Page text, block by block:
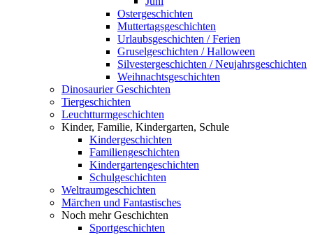
Ostergeschichten
Muttertagsgeschichten
Urlaubsgeschichten / Ferien
Gruselgeschichten / Halloween
Silvestergeschichten / Neujahrsgeschichten
Weihnachtsgeschichten
Dinosaurier Geschichten
Tiergeschichten
Leuchtturmgeschichten
Kinder, Familie, Kindergarten, Schule
Kindergeschichten
Familiengeschichten
Kindergartengeschichten
Schulgeschichten
Weltraumgeschichten
Märchen und Fantastisches
Noch mehr Geschichten
Sportgeschichten